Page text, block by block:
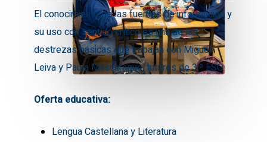
El conocimiento de las fuentes de información y
su uso con sentido crítico es una de las
destrezas básicas que trabajan con Miguel
Leiva y Paula Mascaraque, tutores de 3.º ESO.
Oferta educativa:
Lengua Castellana y Literatura